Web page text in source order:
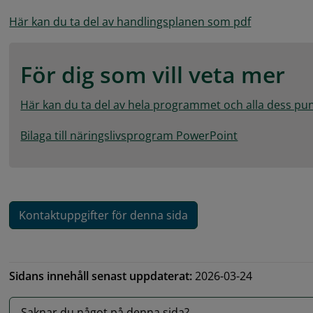
Här kan du ta del av handlingsplanen som pdfpdf, 236.3 kB.
För dig som vill veta mer
Här kan du ta del av hela programmet och alla dess
Bilaga till näringslivsprogram PowerPointpptx, 219.8 kB.
Kontaktuppgifter för denna sida
Sidans innehåll senast uppdaterat: 2026-03-24